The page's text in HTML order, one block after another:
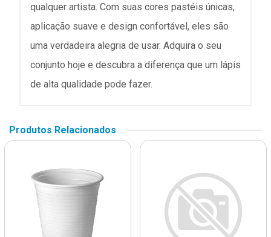
qualquer artista. Com suas cores pastéis únicas,
aplicação suave e design confortável, eles são
uma verdadeira alegria de usar. Adquira o seu
conjunto hoje e descubra a diferença que um lápis
de alta qualidade pode fazer.
Produtos Relacionados